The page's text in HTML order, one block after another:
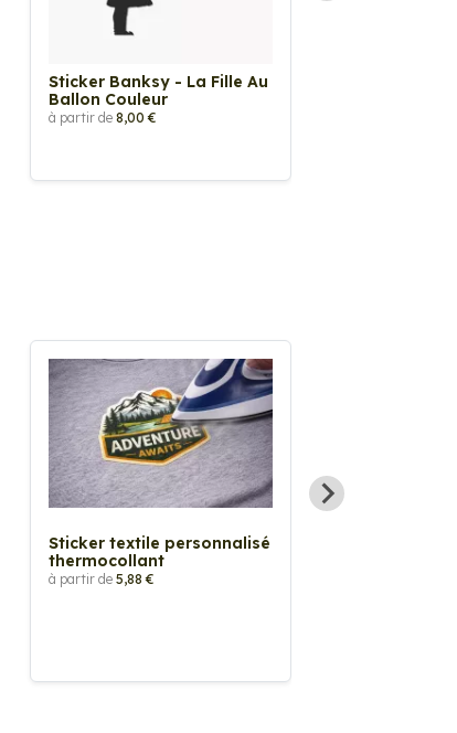
Sticker Banksy - La Fille Au
Ballon Couleur
à partir de 8,00 €
Sticker textile personnalisé
thermocollant
à partir de 5,88 €